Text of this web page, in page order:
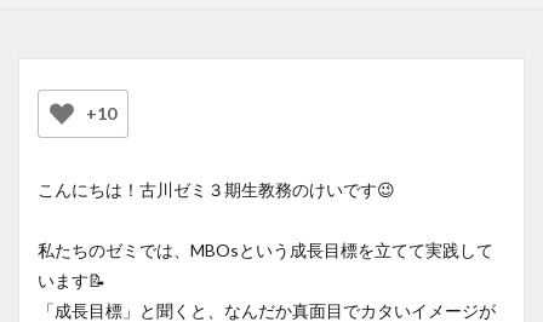
+10
こんにちは！古川ゼミ３期生教務のけいです😉
私たちのゼミでは、MBOsという成長目標を立てて実践して
います📝
「成長目標」と聞くと、なんだか真面目でカタいイメージが